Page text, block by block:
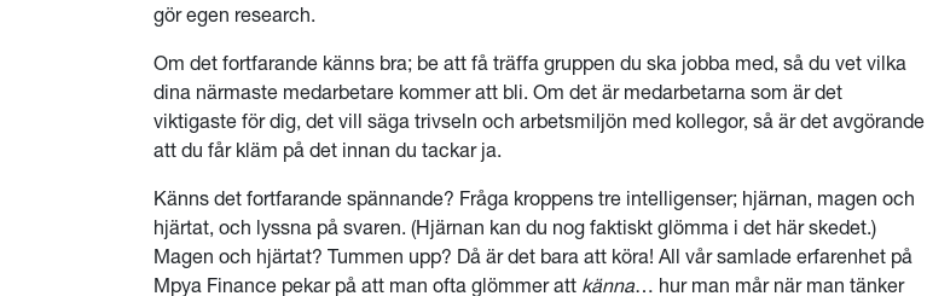
gör egen research.
Om det fortfarande känns bra; be att få träffa gruppen du ska jobba med, så du vet vilka
dina närmaste medarbetare kommer att bli. Om det är medarbetarna som är det
viktigaste för dig, det vill säga trivseln och arbetsmiljön med kollegor, så är det avgörande
att du får kläm på det innan du tackar ja.
Känns det fortfarande spännande? Fråga kroppens tre intelligenser; hjärnan, magen och
hjärtat, och lyssna på svaren. (Hjärnan kan du nog faktiskt glömma i det här skedet.)
Magen och hjärtat? Tummen upp? Då är det bara att köra! All vår samlade erfarenhet på
Mpya Finance pekar på att man ofta glömmer att känna … hur man mår när man tänker